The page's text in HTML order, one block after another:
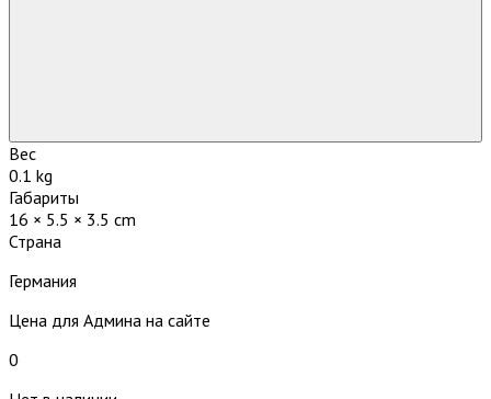
Вес
0.1 kg
Габариты
16 × 5.5 × 3.5 cm
Страна
Германия
Цена для Админа на сайте
0